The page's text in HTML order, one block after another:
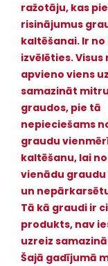
ražotāju, kas
risinājumus
kaltēšanai. Ir no
izvēlēties.
apvieno viens
samazināt
graudos, pie tā
nepieciešams
graudu
kaltēšanu, lai
vienādu
un
Tā kā graudi ir
produkts, nav
uzreiz
Šajā gadījumā